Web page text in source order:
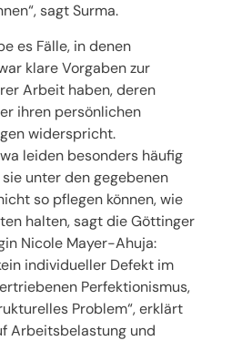
sagt Surma.
es Fälle, in denen
klare Vorgaben zur
Arbeit haben, deren
ihren persönlichen
widerspricht.
leiden besonders häufig
unter den gegebenen
so pflegen können, wie
halten, sagt die Göttinger
Nicole Mayer-Ahuja:
individueller Defekt im
Perfektionismus,
Problem“, erklärt
Arbeitsbelastung und